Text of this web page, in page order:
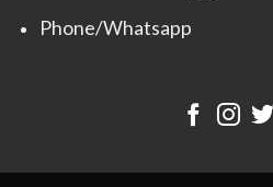
Phone/Whatsapp